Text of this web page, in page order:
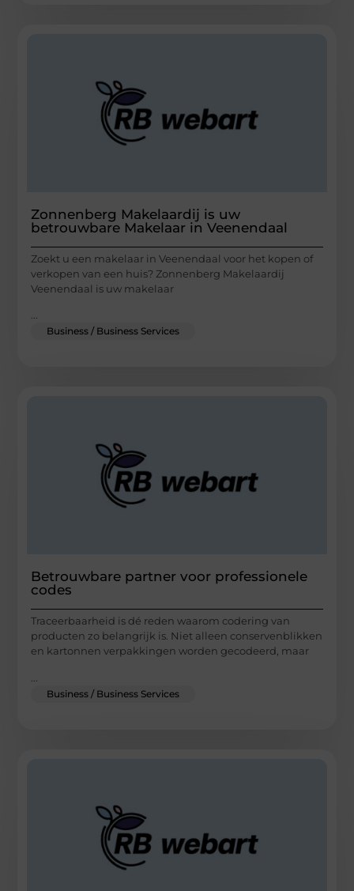
Zonnenberg Makelaardij is uw
betrouwbare Makelaar in Veenendaal
Zoekt u een makelaar in Veenendaal voor het kopen of
verkopen van een huis? Zonnenberg Makelaardij
Veenendaal is uw makelaar
...
Business / Business Services
Betrouwbare partner voor professionele
codes
Traceerbaarheid is dé reden waarom codering van
producten zo belangrijk is. Niet alleen conservenblikken
en kartonnen verpakkingen worden gecodeerd, maar
Business / Business Services